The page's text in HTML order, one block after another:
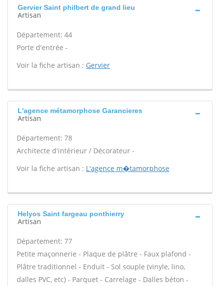
Gervier Saint philbert de grand lieu
Artisan
Département: 44
Porte d'entrée -
Voir la fiche artisan : Gervier
L'agence métamorphose Garancieres
Artisan
Département: 78
Architecte d'intérieur / Décorateur -
Voir la fiche artisan : L'agence m�tamorphose
Helyos Saint fargeau ponthierry
Artisan
Département: 77
Petite maçonnerie - Plaque de plâtre - Faux plafond -
Plâtre traditionnel - Enduit - Sol souple (vinyle, lino,
dalles PVC, etc) - Parquet - Carrelage - Dalles béton -